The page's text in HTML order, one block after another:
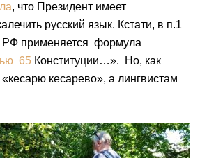
, что Президент имеет
русский язык. Кстати, в п.1
РФ применяется формула
65 Конституции…». Но, как
кесарево», а лингвистам